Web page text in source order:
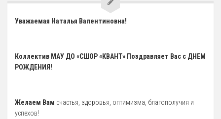
Уважаемая Наталья Валентиновна!
Коллектив МАУ ДО «СШОР «КВАНТ» Поздравляет Вас с ДНЕМ
РОЖДЕНИЯ!
Желаем Вам счастья, здоровья, оптимизма, благополучия и
успехов!